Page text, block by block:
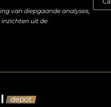
van diepgaande analyses,
uit de